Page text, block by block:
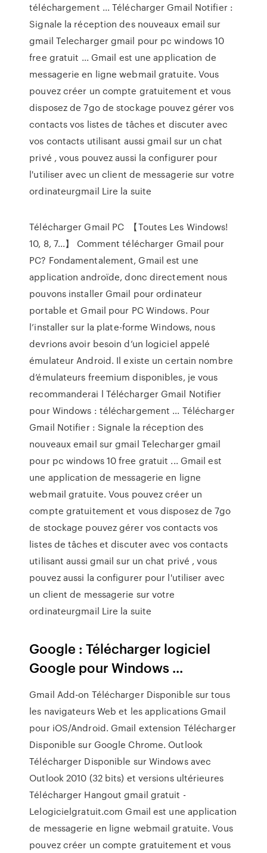
téléchargement ... Télécharger Gmail Notifier :
Signale la réception des nouveaux email sur
gmail Telecharger gmail pour pc windows 10
free gratuit ... Gmail est une application de
messagerie en ligne webmail gratuite. Vous
pouvez créer un compte gratuitement et vous
disposez de 7go de stockage pouvez gérer vos
contacts vos listes de tâches et discuter avec
vos contacts utilisant aussi gmail sur un chat
privé , vous pouvez aussi la configurer pour
l'utiliser avec un client de messagerie sur votre
ordinateurgmail Lire la suite
Télécharger Gmail PC ️ 【Toutes Les Windows!
10, 8, 7...】 Comment télécharger Gmail pour
PC? Fondamentalement, Gmail est une
application androïde, donc directement nous
pouvons installer Gmail pour ordinateur
portable et Gmail pour PC Windows. Pour
l’installer sur la plate-forme Windows, nous
devrions avoir besoin d’un logiciel appelé
émulateur Android. Il existe un certain nombre
d’émulateurs freemium disponibles, je vous
recommanderai l Télécharger Gmail Notifier
pour Windows : téléchargement ... Télécharger
Gmail Notifier : Signale la réception des
nouveaux email sur gmail Telecharger gmail
pour pc windows 10 free gratuit ... Gmail est
une application de messagerie en ligne
webmail gratuite. Vous pouvez créer un
compte gratuitement et vous disposez de 7go
de stockage pouvez gérer vos contacts vos
listes de tâches et discuter avec vos contacts
utilisant aussi gmail sur un chat privé , vous
pouvez aussi la configurer pour l'utiliser avec
un client de messagerie sur votre
ordinateurgmail Lire la suite
Google : Télécharger logiciel
Google pour Windows ...
Gmail Add-on Télécharger Disponible sur tous
les navigateurs Web et les applications Gmail
pour iOS/Android. Gmail extension Télécharger
Disponible sur Google Chrome. Outlook
Télécharger Disponible sur Windows avec
Outlook 2010 (32 bits) et versions ultérieures
Télécharger Hangout gmail gratuit -
Lelogicielgratuit.com Gmail est une application
de messagerie en ligne webmail gratuite. Vous
pouvez créer un compte gratuitement et vous